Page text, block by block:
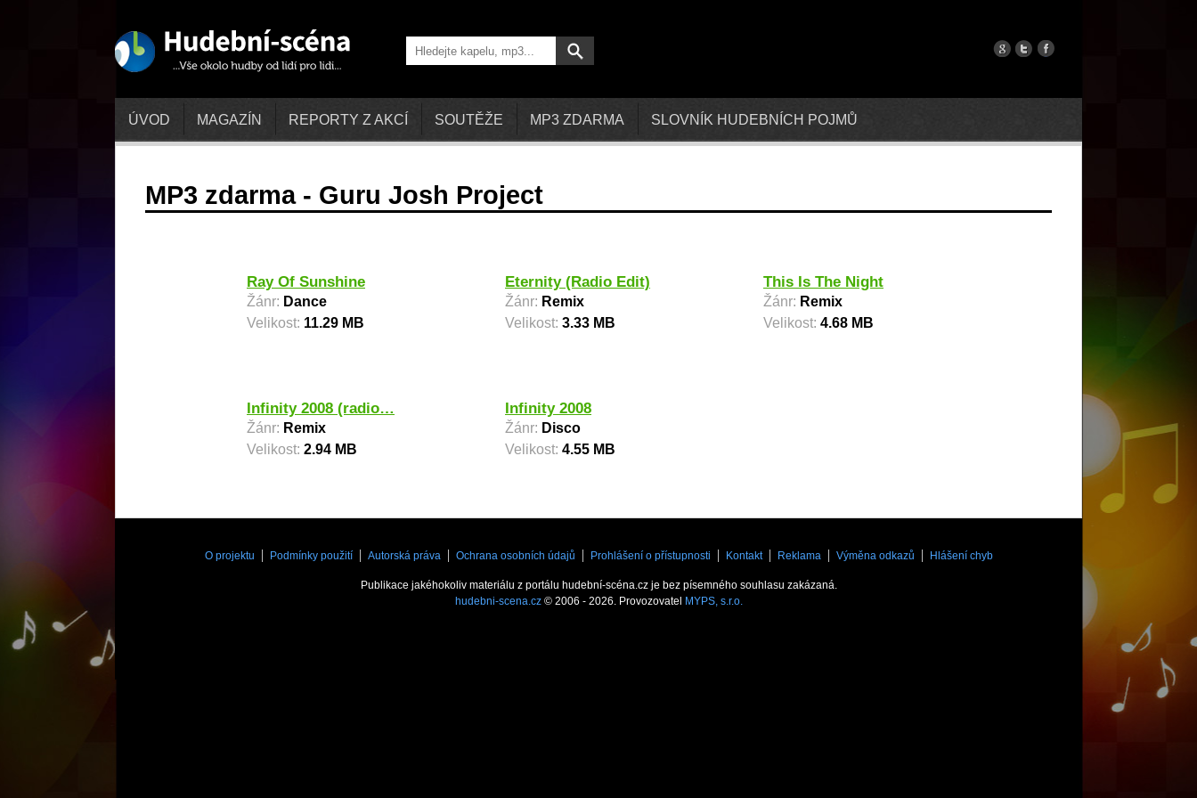
ÚVOD MAGAZÍN REPORTY Z AKCÍ SOUTĚŽE MP3 ZDARMA SLOVNÍK HUDEBNÍCH POJMŮ
MP3 zdarma - Guru Josh Project
Ray Of Sunshine
Žánr: Dance
Velikost: 11.29 MB
Eternity (Radio Edit)
Žánr: Remix
Velikost: 3.33 MB
This Is The Night
Žánr: Remix
Velikost: 4.68 MB
Infinity 2008 (radio…
Žánr: Remix
Velikost: 2.94 MB
Infinity 2008
Žánr: Disco
Velikost: 4.55 MB
O projektu Podmínky použití Autorská práva Ochrana osobních údajů Prohlášení o přístupnosti Kontakt Reklama Výměna odkazů Hlášení chyb
Publikace jakéhokoliv materiálu z portálu hudební-scéna.cz je bez písemného souhlasu zakázaná.
hudebni-scena.cz© 2006 - 2026. Provozovatel MYPS, s.r.o.